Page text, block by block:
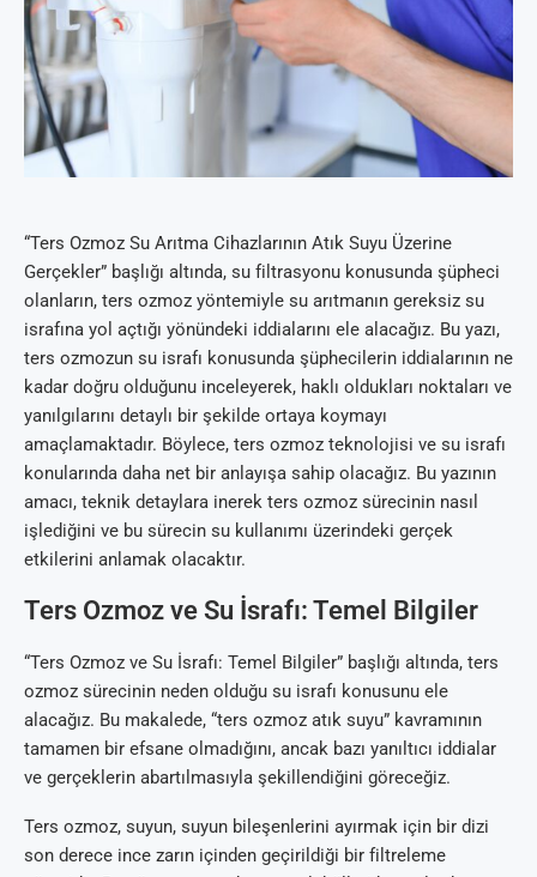
“Ters Ozmoz Su Arıtma Cihazlarının Atık Suyu Üzerine
Gerçekler” başlığı altında, su filtrasyonu konusunda şüpheci
olanların, ters ozmoz yöntemiyle su arıtmanın gereksiz su
israfına yol açtığı yönündeki iddialarını ele alacağız. Bu yazı,
ters ozmozun su israfı konusunda şüphecilerin iddialarının ne
kadar doğru olduğunu inceleyerek, haklı oldukları noktaları ve
yanılgılarını detaylı bir şekilde ortaya koymayı
amaçlamaktadır. Böylece, ters ozmoz teknolojisi ve su israfı
konularında daha net bir anlayışa sahip olacağız. Bu yazının
amacı, teknik detaylara inerek ters ozmoz sürecinin nasıl
işlediğini ve bu sürecin su kullanımı üzerindeki gerçek
etkilerini anlamak olacaktır.
Ters Ozmoz ve Su İsrafı: Temel Bilgiler
“Ters Ozmoz ve Su İsrafı: Temel Bilgiler” başlığı altında, ters
ozmoz sürecinin neden olduğu su israfı konusunu ele
alacağız. Bu makalede, “ters ozmoz atık suyu” kavramının
tamamen bir efsane olmadığını, ancak bazı yanıltıcı iddialar
ve gerçeklerin abartılmasıyla şekillendiğini göreceğiz.
Ters ozmoz, suyun, suyun bileşenlerini ayırmak için bir dizi
son derece ince zarın içinden geçirildiği bir filtreleme